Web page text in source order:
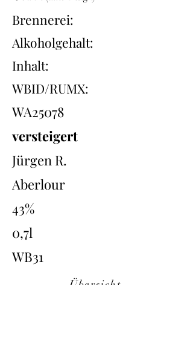
Brennerei:
Alkoholgehalt:
Inhalt:
WBID/RUMX:
WA25078
versteigert
Jürgen R.
Aberlour
43%
0,7l
WB31
Übersicht